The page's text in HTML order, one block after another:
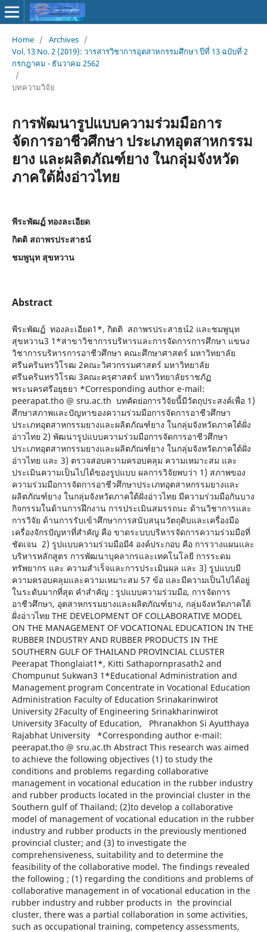
Home / Archives /
Vol. 13 No. 2 (2019): วารสารวิชาการอุตสาหกรรมศึกษา ปีที่ 13 ฉบับที่ 2
กรกฎาคม - ธันวาคม 2562
/
บทความวิจัย
การพัฒนารูปแบบความร่วมมือการ
จัดการอาชีวศึกษา ประเภทอุตสาหกรรม
ยาง และผลิตภัณฑ์ยาง ในกลุ่มจังหวัด
ภาคใต้ฝั่งอ่าวไทย
พีระพัฒฏ์ ทองละเอียด
กิตติ สถาพรประสาธน์
ชมพูนุท สุขหวาน
Abstract
พีระพัฒฏ์ ทองละเอียด1*, กิตติ สถาพรประสาธน์2 และชมพูนุท
สุขหวาน3 1*สาขาวิชาการบริหารและการจัดการการศึกษา แขนง
วิชาการบริหารการอาชีวศึกษา คณะศึกษาศาสตร์ มหาวิทยาลัย
ศรีนครินทรวิโรฒ 2คณะวิศวกรรมศาสตร์ มหาวิทยาลัย
ศรีนครินทรวิโรฒ 3คณะครุศาสตร์ มหาวิทยาลัยราชภัฏ
พระนครศรีอยุธยา *Corresponding author e-mail:
peerapat.tho @ sru.ac.th บทคัดย่อการวิจัยนี้มีวัตถุประสงค์เพื่อ 1)
ศึกษาสภาพและปัญหาของความร่วมมือการจัดการอาชีวศึกษา
ประเภทอุตสาหกรรมยางและผลิตภัณฑ์ยาง ในกลุ่มจังหวัดภาคใต้ฝั่ง
อ่าวไทย 2) พัฒนารูปแบบความร่วมมือการจัดการอาชีวศึกษา
ประเภทอุตสาหกรรมยางและผลิตภัณฑ์ยาง ในกลุ่มจังหวัดภาคใต้ฝั่ง
อ่าวไทย และ 3) ตรวจสอบความครอบคลุม ความเหมาะสม และ
ประเมินความเป็นไปได้ของรูปแบบ ผลการวิจัยพบว่า 1) สภาพของ
ความร่วมมือการจัดการอาชีวศึกษาประเภทอุตสาหกรรมยางและ
ผลิตภัณฑ์ยาง ในกลุ่มจังหวัดภาคใต้ฝั่งอ่าวไทย มีความร่วมมือกันบาง
กิจกรรมในด้านการฝึกงาน การประเมินสมรรถนะ ด้านวิชาการและ
การวิจัย ด้านการรับเข้าศึกษาการสนับสนุนวัตถุดิบและเครื่องมือ
เครื่องจักรปัญหาที่สำคัญ คือ ขาดระบบบริหารจัดการความร่วมมือที่
ชัดเจน 2) รูปแบบความร่วมมือมี4 องค์ประกอบ คือ การวางแผนและ
บริหารหลักสูตร การพัฒนาบุคลากรและเทคโนโลยี การระดม
ทรัพยากร และ ความสำเร็จและการประเมินผล และ 3) รูปแบบมี
ความครอบคลุมและความเหมาะสม 57 ข้อ และมีความเป็นไปได้อยู่
ในระดับมากที่สุด คำสำคัญ : รูปแบบความร่วมมือ, การจัดการ
อาชีวศึกษา, อุตสาหกรรมยางและผลิตภัณฑ์ยาง, กลุ่มจังหวัดภาคใต้
ฝั่งอ่าวไทย THE DEVELOPMENT OF COLLABORATIVE MODEL
ON THE MANAGEMENT OF VOCATIONAL EDUCATION IN THE
RUBBER INDUSTRY AND RUBBER PRODUCTS IN THE
SOUTHERN GULF OF THAILAND PROVINCIAL CLUSTER
Peerapat Thonglaiat1*, Kitti Sathapornprasath2 and
Chompunut Sukwan3 1*Educational Administration and
Management program Concentrate in Vocational Education
Administration Faculty of Education Srinakarinwirot
University 2Faculty of Engineering Srinakharinwirot
University 3Faculty of Education, Phranakhon Si Ayutthaya
Rajabhat University *Corresponding author e-mail:
peerapat.tho @ sru.ac.th Abstract This research was aimed
to achieve the following objectives (1) to study the
conditions and problems regarding collaborative
management in vocational education in the rubber industry
and rubber products located in the provincial cluster in the
Southern gulf of Thailand; (2)to develop a collaborative
model of management of vocational education in the rubber
industry and rubber products in the previously mentioned
provincial cluster; and (3) to investigate the
comprehensiveness, suitability and to determine the
feasibility of the collaborative model. The findings revealed
the following ; (1) regarding the conditions and problems of
collaborative management in of vocational education in the
rubber industry and rubber products in the provincial
cluster, there was a partial collaboration in some activities,
such as occupational training, competency assessments,